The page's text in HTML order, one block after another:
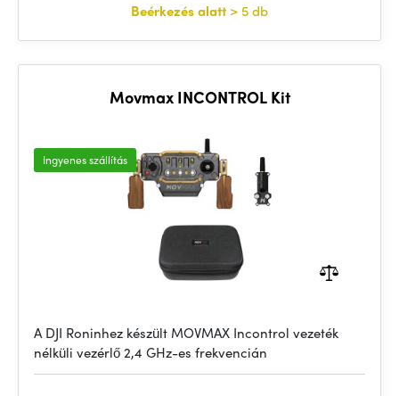
Beérkezés alatt> 5 db
Movmax INCONTROL Kit
Ingyenes szállítás
A DJI Roninhez készült MOVMAX Incontrol vezeték
nélküli vezérlő 2,4 GHz-es frekvencián